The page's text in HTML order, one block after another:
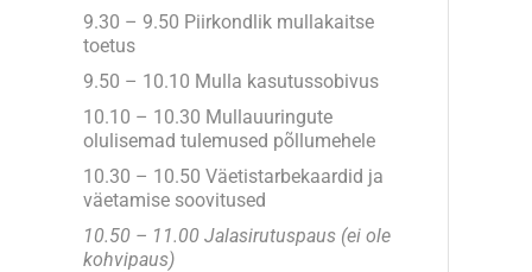
9.30 – 9.50 Piirkondlik mullakaitse
toetus
9.50 – 10.10 Mulla kasutussobivus
10.10 – 10.30 Mullauuringute
olulisemad tulemused põllumehele
10.30 – 10.50 Väetistarbekaardid ja
väetamise soovitused
10.50 – 11.00 Jalasirutuspaus (ei ole
kohvipaus)